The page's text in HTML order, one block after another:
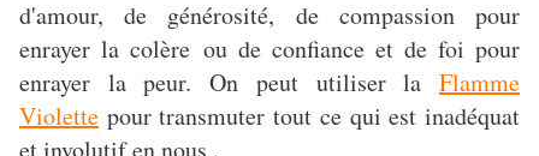
d'amour, de générosité, de compassion pour
enrayer la colère ou de confiance et de foi pour
enrayer la peur. On peut utiliser la Flamme
Violette pour transmuter tout ce qui est inadéquat